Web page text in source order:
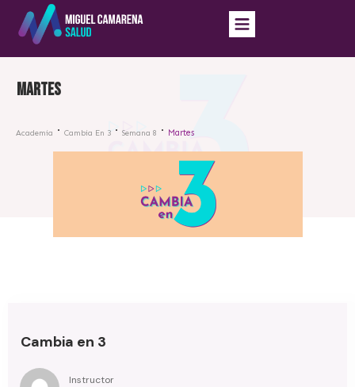
Martes
Academia Cambia En 3 Semana 8 Martes
Cambia en 3
Instructor